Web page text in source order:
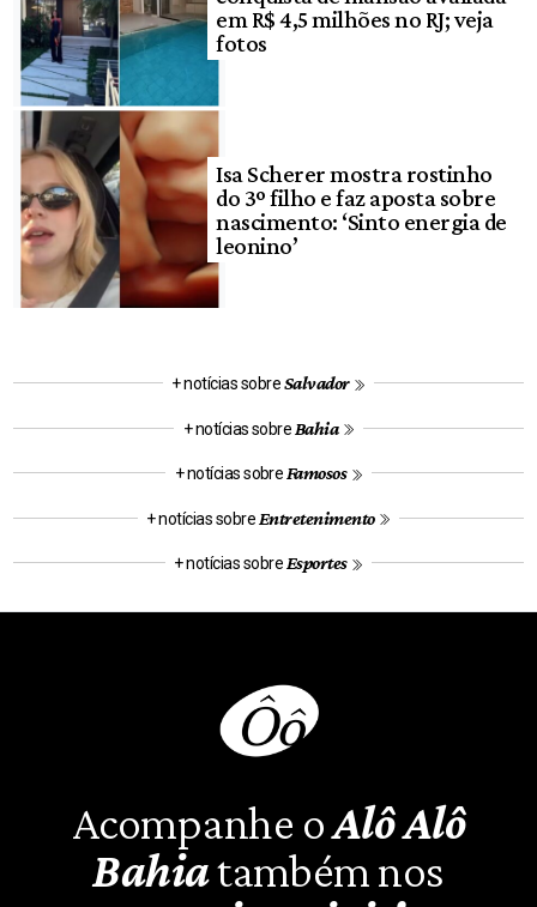
em R$ 4,5 milhões no RJ; veja
fotos
Isa Scherer mostra rostinho
do 3º filho e faz aposta sobre
nascimento: ‘Sinto energia de
leonino’
+ notícias sobreSalvador
+ notícias sobre Bahia
+ notícias sobre Famosos
+ notícias sobre Entretenimento
+ notícias sobre Esportes
Acompanhe oAlô Alô
Bahiatambém nos